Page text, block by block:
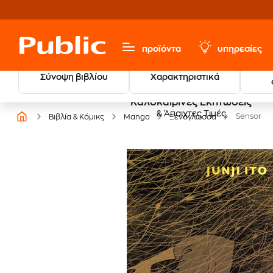
προϊόντα υπηρεσίες
Σύνοψη βιβλίου Χαρακτηριστικά
Καλοκαιρινές Εκπτώσεις
& Άπαιχτες Τιμές
Βιβλία & Κόμικς Manga Ξενόγλωσσα Sensor